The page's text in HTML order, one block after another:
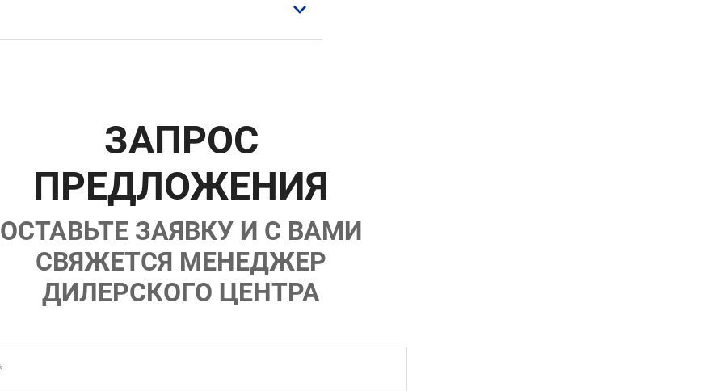
ЗАПРОС
ПРЕДЛОЖЕНИЯ
ОСТАВЬТЕ ЗАЯВКУ И С ВАМИ
СВЯЖЕТСЯ МЕНЕДЖЕР
ДИЛЕРСКОГО ЦЕНТРА